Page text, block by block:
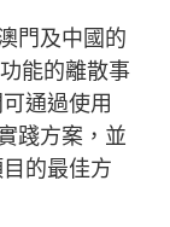
門及中國的
能的離散事
通過使用
踐方案，並
的最佳方